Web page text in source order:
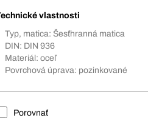
vlastnosti
Typ, matica: Šesťhranná matica
DIN: DIN 936
Materiál: oceľ
Povrchová úprava: pozinkované
Porovnať